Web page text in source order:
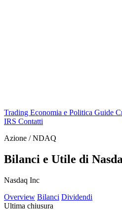
Trading Economia e Politica Guide
IRS Contatti
Azione / NDAQ
Bilanci e Utile di
Nasdaq Inc
Overview Bilanci Dividendi
Ultima chiusura